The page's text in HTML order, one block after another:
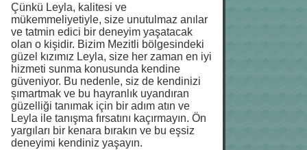
Çünkü Leyla, kalitesi ve
mükemmeliyetiyle, size unutulmaz anılar
ve tatmin edici bir deneyim yaşatacak
olan o kişidir. Bizim Mezitli bölgesindeki
güzel kızımız Leyla, size her zaman en iyi
hizmeti sunma konusunda kendine
güveniyor. Bu nedenle, siz de kendinizi
şımartmak ve bu hayranlık uyandıran
güzelliği tanımak için bir adım atın ve
Leyla ile tanışma fırsatını kaçırmayın. Ön
yargıları bir kenara bırakın ve bu eşsiz
deneyimi kendiniz yaşayın.